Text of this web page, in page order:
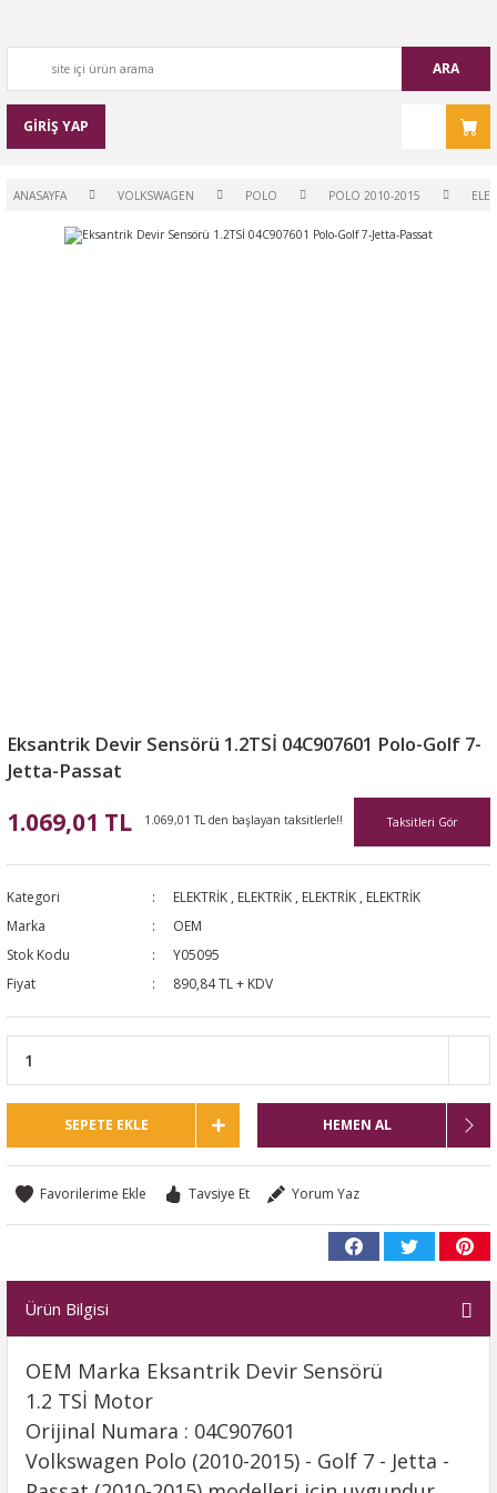
ARA
GİRİŞ YAP
ANASAYFA VOLKSWAGEN POLO POLO 2010-2015
Eksantrik Devir Sensörü 1.2TSİ 04C907601 Polo-Golf 7-
Jetta-Passat
1.069,01 TL 1.069,01 TL den başlayan taksitlerle!! Taksitleri Gör
Kategori ELEKTRİK , ELEKTRİK , ELEKTRİK , ELEKTRİK
Marka
OEM
Stok Kodu
Y05095
Fiyat
890,84 TL + KDV
SEPETE EKLE HEMEN AL
Tavsiye Et Yorum Yaz
Ürün Bilgisi
OEM Marka Eksantrik Devir Sensörü
1.2 TSİ Motor
Orijinal Numara : 04C907601
Volkswagen Polo (2010-2015) - Golf 7 - Jetta -